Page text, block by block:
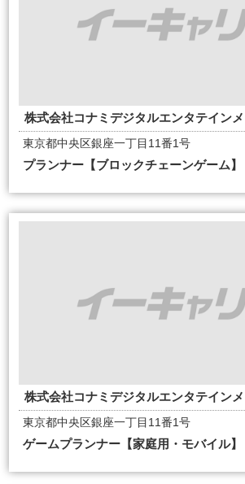
株式会社コナミデジタルエンタテインメ
東京都中央区銀座一丁目11番1号
プランナー【ブロックチェーンゲーム】
株式会社コナミデジタルエンタテインメ
東京都中央区銀座一丁目11番1号
ゲームプランナー【家庭用・モバイル】